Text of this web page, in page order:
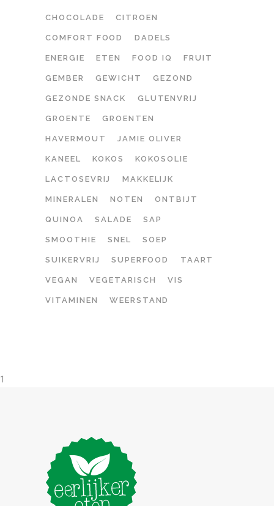
CHOCOLADE CITROEN
COMFORT FOOD DADELS
ENERGIE ETEN FOOD IQ FRUIT
GEMBER GEWICHT GEZOND
GEZONDE SNACK GLUTENVRIJ
GROENTE GROENTEN
HAVERMOUT JAMIE OLIVER
KANEEL KOKOS KOKOSOLIE
LACTOSEVRIJ MAKKELIJK
MINERALEN NOTEN ONTBIJT
QUINOA SALADE SAP
SMOOTHIE SNEL SOEP
SUIKERVRIJ SUPERFOOD TAART
VEGAN VEGETARISCH VIS
VITAMINEN WEERSTAND
1